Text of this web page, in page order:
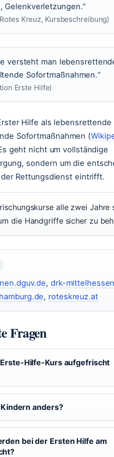
Gelenkverletzungen.“
Kreuz, Kursbeschreibung)
versteht man
Sofortmaßnahmen.“
Erste Hilfe)
Hilfe als lebensrettende
Sofortmaßnahmen (
geht nicht um vollständige
sondern um die
Rettungsdienst eintrifft.
alle zwei Jahre
die Handgriffe sicher zu
, drk-
, roteskreuz.at
Fragen
Hilfe-Kurs aufgefrischt
anders?
bei der Ersten Hilfe am